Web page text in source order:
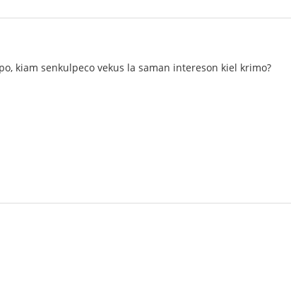
kiam senkulpeco vekus la saman intereson kiel krimo?